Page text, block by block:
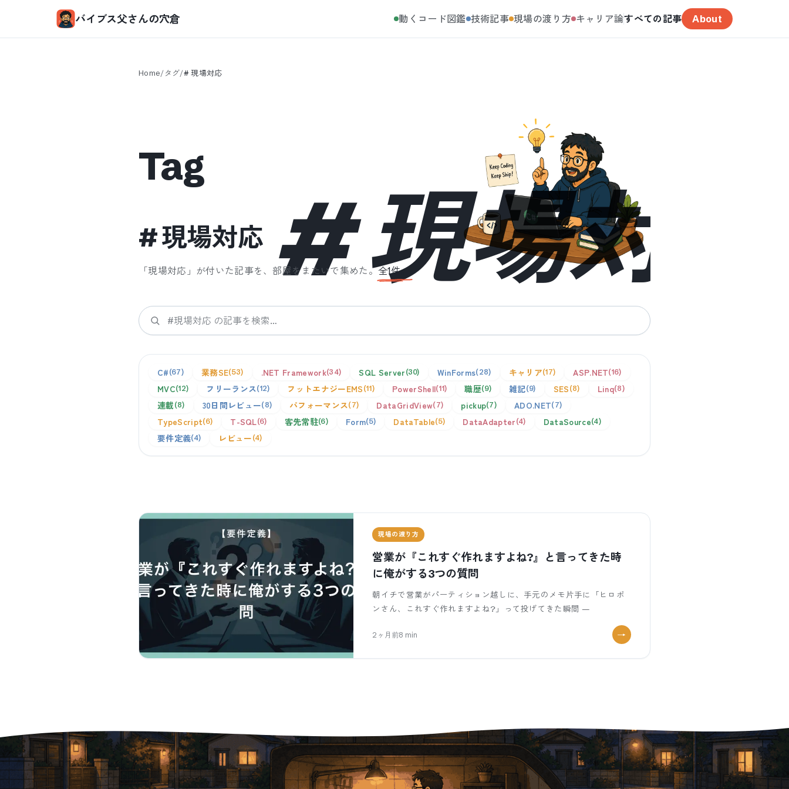
バイブス父さんの穴倉 動くコード図鑑 技術記事 現場の渡り方 キャリア論すべての記事 About
Home/タグ/#現場対応
#現場対応
Tag
#現場対応
「現場対応 」が付いた記事を、部屋をまたいで集めた。全1件。
検索
C# 67 業務SE 53 .NET Framework 34 SQL Server 30 WinForms 28 キャリア 17 ASP.NET 16
MVC 12 フリーランス 12 フットエナジーEMS 11 PowerShell 11 職歴 9 雑記 9 SES 8 Linq 8
連載 8 30日間レビュー 8 パフォーマンス 7 DataGridView 7 pickup 7 ADO.NET 7
TypeScript 6 T-SQL 6 客先常駐 6 Form 5 DataTable 5 DataAdapter 4 DataSource 4
要件定義 4 レビュー 4
現場の渡り方
営業が『これすぐ作れますよね?』と言ってきた時
に俺がする3つの質問
朝イチで営業がパーティション越しに、手元のメモ片手に「ヒロポ
ンさん、これすぐ作れますよね?」って投げてきた瞬間 —
2ヶ月前8 min